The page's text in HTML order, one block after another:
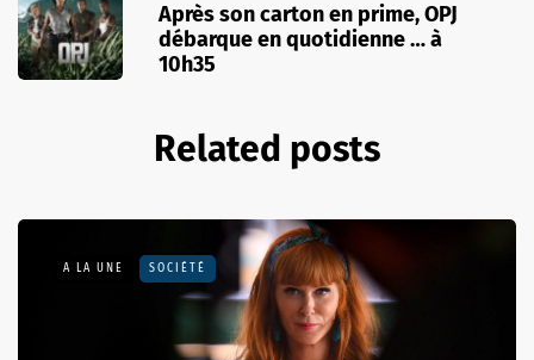
Après son carton en prime, OPJ
débarque en quotidienne … à
10h35
Related posts
A LA UNE SOCIÉTÉ